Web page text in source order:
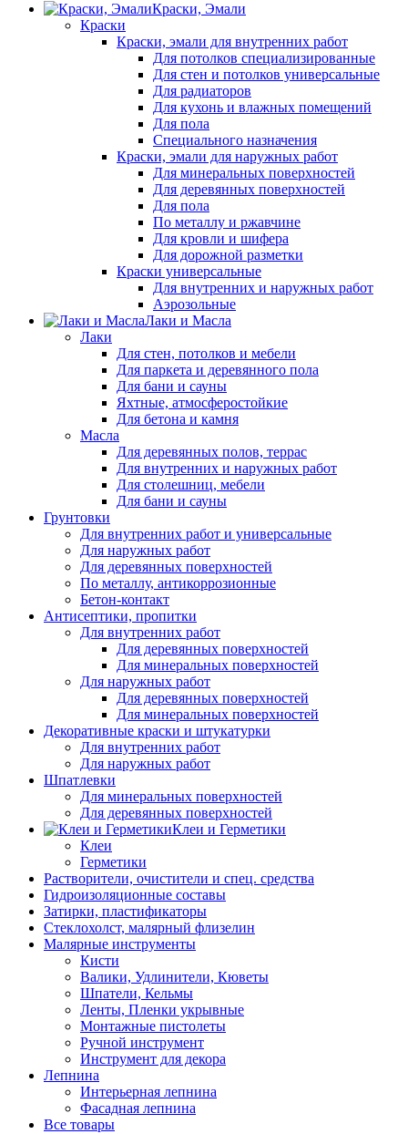
Краски, Эмали
Краски
Краски, эмали для внутренних работ
Для потолков специализированные
Для стен и потолков универсальные
Для радиаторов
Для кухонь и влажных помещений
Для пола
Специального назначения
Краски, эмали для наружных работ
Для минеральных поверхностей
Для деревянных поверхностей
Для пола
По металлу и ржавчине
Для кровли и шифера
Для дорожной разметки
Краски универсальные
Для внутренних и наружных работ
Аэрозольные
Лаки и Масла
Лаки
Для стен, потолков и мебели
Для паркета и деревянного пола
Для бани и сауны
Яхтные, атмосферостойкие
Для бетона и камня
Масла
Для деревянных полов, террас
Для внутренних и наружных работ
Для столешниц, мебели
Для бани и сауны
Грунтовки
Для внутренних работ и универсальные
Для наружных работ
Для деревянных поверхностей
По металлу, антикоррозионные
Бетон-контакт
Антисептики, пропитки
Для внутренних работ
Для деревянных поверхностей
Для минеральных поверхностей
Для наружных работ
Для деревянных поверхностей
Для минеральных поверхностей
Декоративные краски и штукатурки
Для внутренних работ
Для наружных работ
Шпатлевки
Для минеральных поверхностей
Для деревянных поверхностей
Клеи и Герметики
Клеи
Герметики
Растворители, очистители и спец. средства
Гидроизоляционные составы
Затирки, пластификаторы
Стеклохолст, малярный флизелин
Малярные инструменты
Кисти
Валики, Удлинители, Кюветы
Шпатели, Кельмы
Ленты, Пленки укрывные
Монтажные пистолеты
Ручной инструмент
Инструмент для декора
Лепнина
Интерьерная лепнина
Фасадная лепнина
Все товары